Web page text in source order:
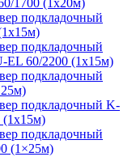
1700 (1х20м)
подкладочный
подкладочный
EL 60/2200 (1х15м)
подкладочный
подкладочный K-
(1х15м)
подкладочный
(1×25м)